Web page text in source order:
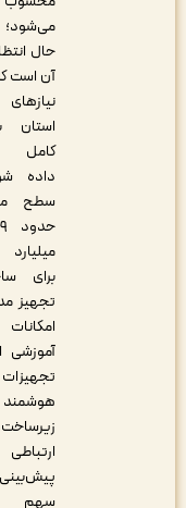
می‌شود؛ با این
حال انتظار دولت
آن است که تمامی
نیازهای آموزشی
استان به‌صورت
کامل پوشش
داده شود. در
سطح ملی نیز
حدود ۲۹ هزار
میلیارد تومان
برای ساخت و
تجهیز مدارس به
امکانات نوین
آموزشی از جمله
تجهیزات
هوشمند و
زیرساخت‌های
پیش‌بینی شده و
سهم استان